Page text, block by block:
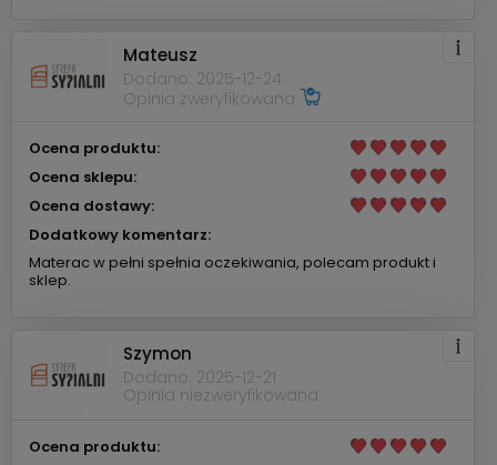
Mateusz
Dodano: 2025-12-24
Opinia zweryfikowana
Ocena produktu:
Ocena sklepu:
Ocena dostawy:
Dodatkowy komentarz:
Materac w pełni spełnia oczekiwania, polecam produkt i
sklep.
Szymon
Dodano: 2025-12-21
Opinia niezweryfikowana
Ocena produktu: